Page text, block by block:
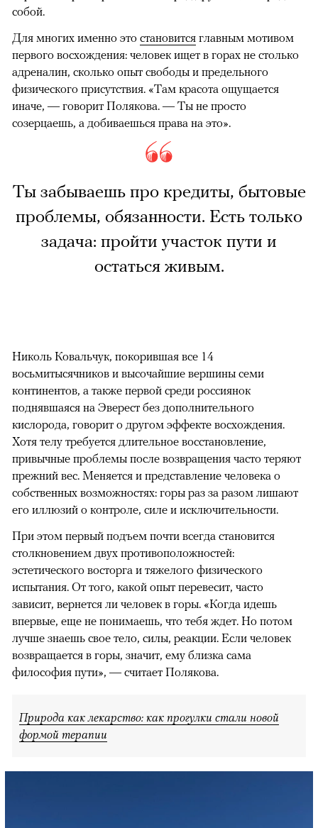
собой.
Для многих именно это становится главным мотивом
первого восхождения: человек ищет в горах не столько
адреналин, сколько опыт свободы и предельного
физического присутствия. «Там красота ощущается
иначе, — говорит Полякова. — Ты не просто
созерцаешь, а добиваешься права на это».
Ты забываешь про кредиты, бытовые
проблемы, обязанности. Есть только
задача: пройти участок пути и
остаться живым.
Николь Ковальчук, покорившая все 14
восьмитысячников и высочайшие вершины семи
континентов, а также первой среди россиянок
поднявшаяся на Эверест без дополнительного
кислорода, говорит о другом эффекте восхождения.
Хотя телу требуется длительное восстановление,
привычные проблемы после возвращения часто теряют
прежний вес. Меняется и представление человека о
собственных возможностях: горы раз за разом лишают
его иллюзий о контроле, силе и исключительности.
При этом первый подъем почти всегда становится
столкновением двух противоположностей:
эстетического восторга и тяжелого физического
испытания. От того, какой опыт перевесит, часто
зависит, вернется ли человек в горы. «Когда идешь
впервые, еще не понимаешь, что тебя ждет. Но потом
лучше знаешь свое тело, силы, реакции. Если человек
возвращается в горы, значит, ему близка сама
философия пути», — считает Полякова.
Природа как лекарство: как прогулки стали новой
формой терапии